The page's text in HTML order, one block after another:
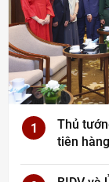
1
Thủ
tiên